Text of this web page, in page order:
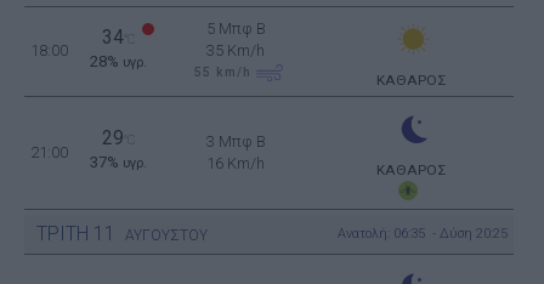
18:00
34°C
28% υγρ.
5 Μπφ B
35 Km/h
55 km/h ΚΑΘΑΡΟΣ
21:00
29
37% υγρ.
3 Μπφ B
16 Km/h
ΚΑΘΑΡΟΣ
ΤΡΙΤΗ 11 ΑΥΓΟΥΣΤΟΥ Ανατολή: 06:35 - Δύση 20:25